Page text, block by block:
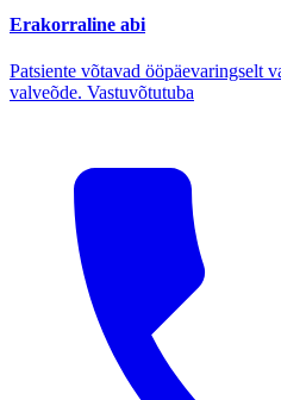
Erakorraline abi
Patsiente võtavad ööpäevaringselt
valveõde. Vastuvõtutuba